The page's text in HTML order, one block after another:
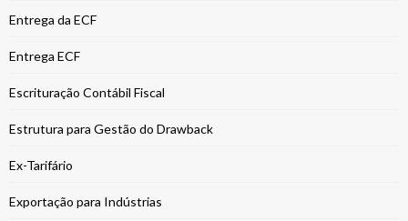
Entrega da ECF
Entrega ECF
Escrituração Contábil Fiscal
Estrutura para Gestão do Drawback
Ex-Tarifário
Exportação para Indústrias